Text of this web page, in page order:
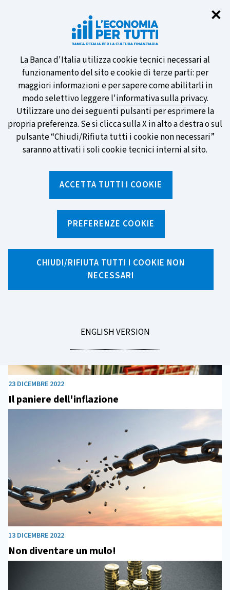
✕
Informativa
sui
cookie
La Banca d'Italia utilizza cookie tecnici necessari al
funzionamento del sito e cookie di terze parti: per
maggiori informazioni e per sapere come abilitarli in
modo selettivo leggerel'informativa sulla privacy.
Utilizzare uno dei seguenti pulsanti per esprimere la
propria preferenza. Se si clicca sulla X in alto a destra o sul
pulsante “Chiudi/Rifiuta tutti i cookie non necessari”
saranno attivati i soli cookie tecnici interni al sito.
ACCETTA TUTTI I COOKIE
PREFERENZE COOKIE
CHIUDI/RIFIUTA TUTTI I COOKIE NON
NECESSARI
GO
ENGLISH VERSION
Partecipa al sondaggio della BCE
sulle nuove banconote e vota la tua
preferita!
SCOPRI DI PIÙ
Archivio Notizie 2022
23 DICEMBRE 2022
Il paniere dell'inflazione
13 DICEMBRE 2022
Non diventare un mulo!